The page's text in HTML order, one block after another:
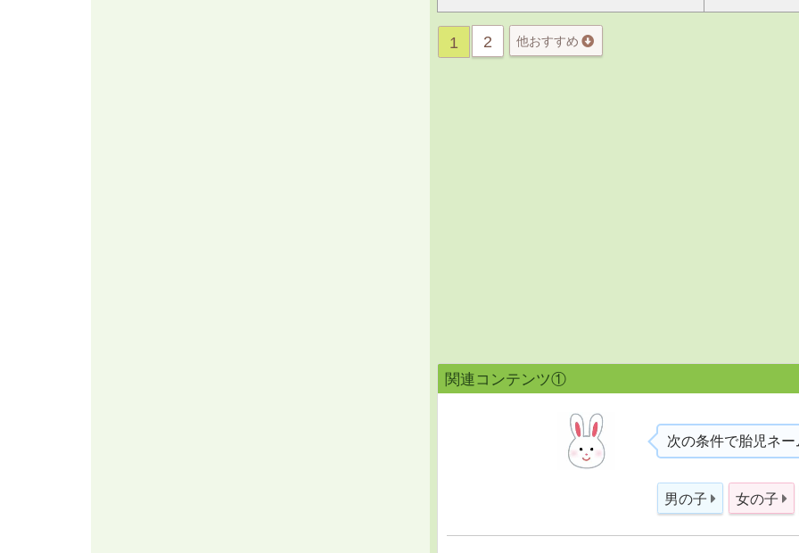
1 2 他おすすめ
関連コンテンツ①
次の条件で胎児ネ
男の子 女の子